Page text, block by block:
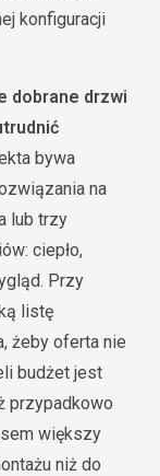
konfiguracji
dobrane drzwi
bywa
na
lub trzy
ciepło,
Przy
listę
żeby oferta nie
budżet jest
przypadkowo
większy
niż do